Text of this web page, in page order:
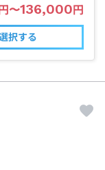
〜136,000円
択する